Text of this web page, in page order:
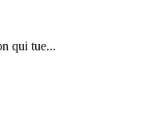
qui tue...